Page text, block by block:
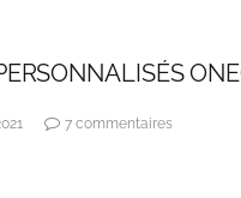
7 commentaires